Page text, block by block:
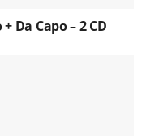
Da Capo – 2 CD